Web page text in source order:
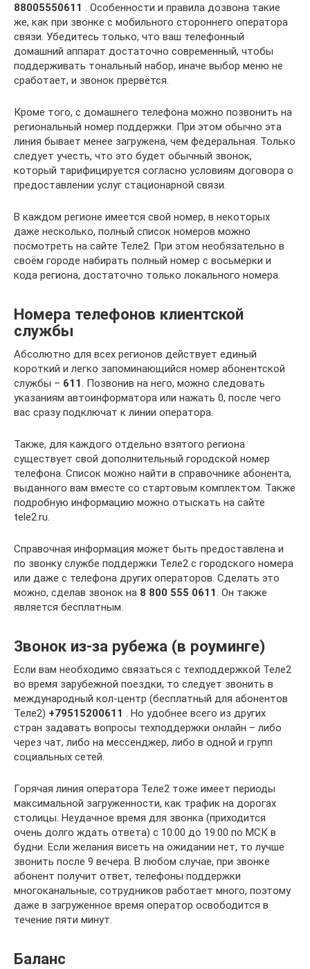
88005550611
. Особенности и правила дозвона такие
же, как при звонке с мобильного стороннего оператора
связи. Убедитесь только, что ваш телефонный
домашний аппарат достаточно современный, чтобы
поддерживать тональный набор, иначе выбор меню не
сработает, и звонок прервётся.
Кроме того, с домашнего телефона можно позвонить на
региональный номер поддержки. При этом обычно эта
линия бывает менее загружена, чем федеральная. Только
следует учесть, что это будет обычный звонок,
который тарифицируется согласно условиям договора о
предоставлении услуг стационарной связи.
В каждом регионе имеется свой номер, в некоторых
даже несколько, полный список номеров можно
посмотреть на сайте Теле2. При этом необязательно в
своём городе набирать полный номер с восьмёрки и
кода региона, достаточно только локального номера.
Номера телефонов клиентской
службы
Абсолютно для всех регионов действует единый
короткий и легко запоминающийся номер абонентской
службы – 611
. Позвонив на него, можно следовать
указаниям автоинформатора или нажать 0, после чего
вас сразу подключат к линии оператора.
Также, для каждого отдельно взятого региона
существует свой дополнительный городской номер
телефона. Список можно найти в справочнике абонента,
выданного вам вместе со стартовым комплектом. Также
подробную информацию можно отыскать на сайте
tele2.ru.
Справочная информация может быть предоставлена и
по звонку службе поддержки Теле2 с городского номера
или даже с телефона других операторов. Сделать это
можно, сделав звонок на 8 800 555 0611 . Он также
является бесплатным.
Звонок из-за рубежа (в роуминге)
Если вам необходимо связаться с техподдержкой Теле2
во время зарубежной поездки, то следует звонить в
международный кол-центр (бесплатный для абонентов
Теле2) +79515200611
. Но удобнее всего из других
стран задавать вопросы техподдержки онлайн – либо
через чат, либо на мессенджер, либо в одной и групп
социальных сетей.
Горячая линия оператора Теле2 тоже имеет периоды
максимальной загруженности, как трафик на дорогах
столицы. Неудачное время для звонка (приходится
очень долго ждать ответа) с 10:00 до 19:00 по МСК в
будни. Если желания висеть на ожидании нет, то лучше
звонить после 9 вечера. В любом случае, при звонке
абонент получит ответ, телефоны поддержки
многоканальные, сотрудников работает много, поэтому
даже в загруженное время оператор освободится в
течение пяти минут.
Баланс